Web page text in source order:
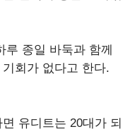
종일 바둑과 함께
회가 없다고 한다.
유디트는 20대가 되